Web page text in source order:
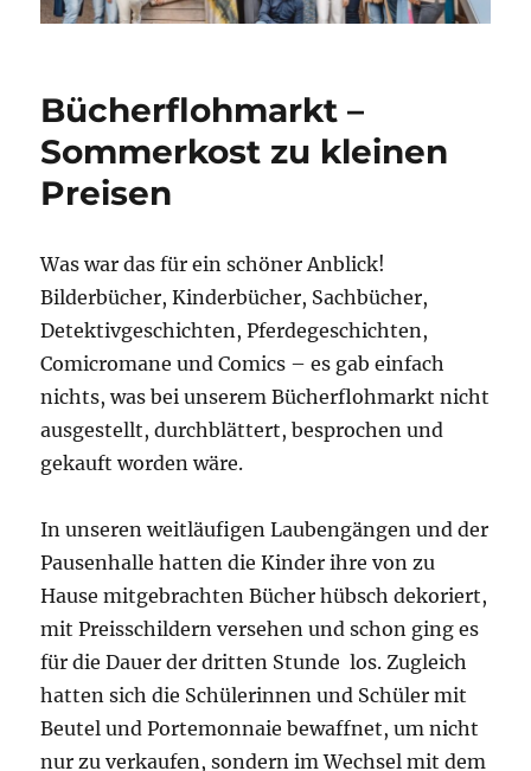
Neuigkeiten
Bücherflohmarkt –
Sommerkost zu kleinen
Preisen
Was war das für ein schöner Anblick!
Bilderbücher, Kinderbücher, Sachbücher,
Detektivgeschichten, Pferdegeschichten,
Comicromane und Comics – es gab einfach
nichts, was bei unserem Bücherflohmarkt nicht
ausgestellt, durchblättert, besprochen und
gekauft worden wäre.
In unseren weitläufigen Laubengängen und der
Pausenhalle hatten die Kinder ihre von zu
Hause mitgebrachten Bücher hübsch dekoriert,
mit Preisschildern versehen und schon ging es
für die Dauer der dritten Stunde los. Zugleich
hatten sich die Schülerinnen und Schüler mit
Beutel und Portemonnaie bewaffnet, um nicht
nur zu verkaufen, sondern im Wechsel mit dem